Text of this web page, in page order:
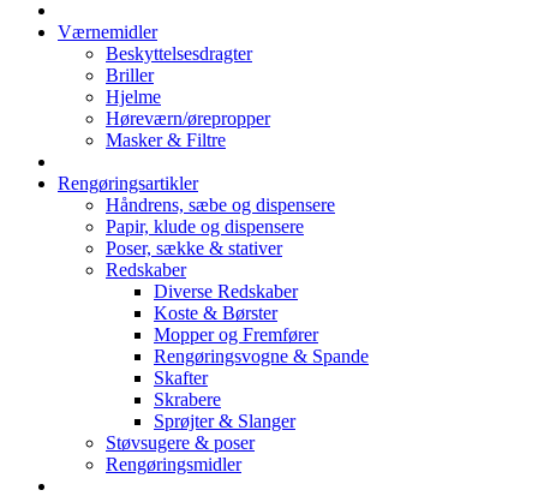
Værnemidler
Beskyttelsesdragter
Briller
Hjelme
Høreværn/ørepropper
Masker & Filtre
Rengøringsartikler
Håndrens, sæbe og dispensere
Papir, klude og dispensere
Poser, sække & stativer
Redskaber
Diverse Redskaber
Koste & Børster
Mopper og Fremfører
Rengøringsvogne & Spande
Skafter
Skrabere
Sprøjter & Slanger
Støvsugere & poser
Rengøringsmidler